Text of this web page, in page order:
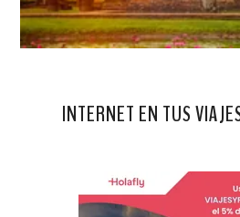
INTERNET EN TUS